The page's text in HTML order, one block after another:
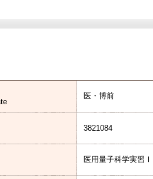
医・博前
3821084
医用量子科学実習Ⅰ